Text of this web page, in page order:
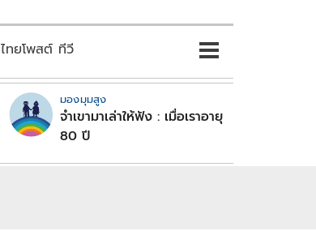
ไทยโพสต์ ทีวี
มองมุมสูง
จำเขามาเล่าให้ฟัง : เมื่อเราอายุ
80 ปี